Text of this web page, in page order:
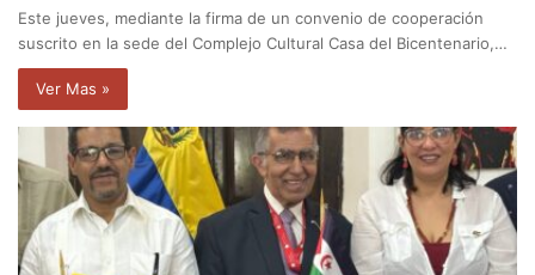
Este jueves, mediante la firma de un convenio de cooperación
suscrito en la sede del Complejo Cultural Casa del Bicentenario,…
Ver Mas »